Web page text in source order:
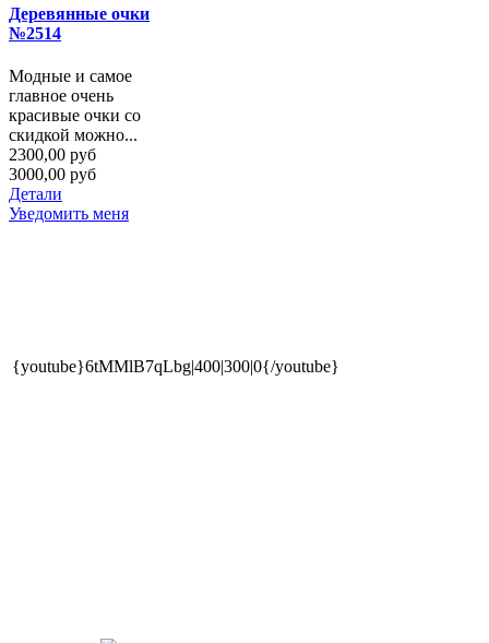
Деревянные очки
№2514
Модные и самое
главное очень
красивые очки со
скидкой можно...
2300,00 руб
3000,00 руб
Детали
Уведомить меня
{youtube}6tMMlB7qLbg|400|300|0{/youtube}